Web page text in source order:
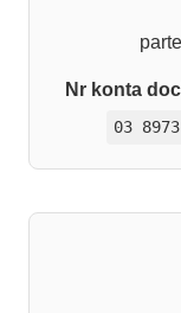
Nr konta
03